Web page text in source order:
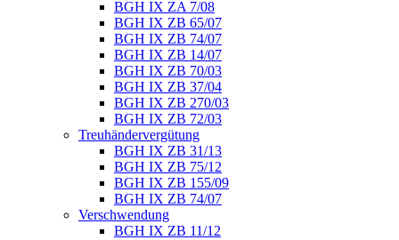
BGH IX ZA 7/08
BGH IX ZB 65/07
BGH IX ZB 74/07
BGH IX ZB 14/07
BGH IX ZB 70/03
BGH IX ZB 37/04
BGH IX ZB 270/03
BGH IX ZB 72/03
Treuhändervergütung
BGH IX ZB 31/13
BGH IX ZB 75/12
BGH IX ZB 155/09
BGH IX ZB 74/07
Verschwendung
BGH IX ZB 11/12